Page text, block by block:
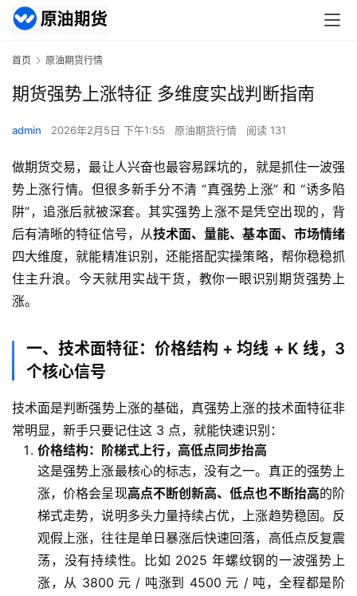
首页 原油期货行情
期货强势上涨特征 多维度实战判断指南
admin 2026年2月5日 下午1:55 原油期货行情 阅读 131
做期货交易，最让人兴奋也最容易踩坑的，就是抓住一波强
势上涨行情。但很多新手分不清 “真强势上涨” 和 “诱多陷
阱”，追涨后就被深套。其实强势上涨不是凭空出现的，背
后有清晰的特征信号，从技术面、量能、基本面、市场情绪
四大维度，就能精准识别，还能搭配实操策略，帮你稳稳抓
住主升浪。今天就用实战干货，教你一眼识别期货强势上
涨。
一、技术面特征：价格结构 + 均线 + K 线，3
个核心信号
技术面是判断强势上涨的基础，真强势上涨的技术面特征非
常明显，新手只要记住这 3 点，就能快速识别：
价格结构：阶梯式上行，高低点同步抬高
这是强势上涨最核心的标志，没有之一。真正的强势上
涨，价格会呈现高点不断创新高、低点也不断抬高的阶
梯式走势，说明多头力量持续占优，上涨趋势稳固。反
观假上涨，往往是单日暴涨后快速回落，高低点反复震
荡，没有持续性。比如 2025 年螺纹钢的一波强势上
涨，从 3800 元 / 吨涨到 4500 元 / 吨，全程都是阶